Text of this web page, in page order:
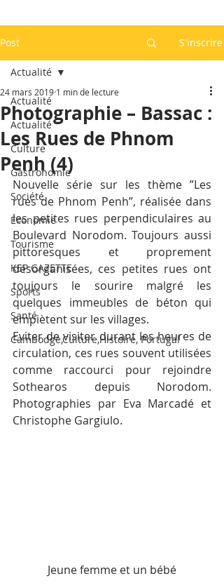
Post S'inscrire
Actualité
Actualité
Culture
Gastronomie
Société
Economie
Tourisme
KEP GAZETTE
Sports
Santé
Cambodge,Culture,Histoire, Portugal
Actualité
Photographie – Bassac :
Les Rues de Phnom
Penh (4)
24 mars 2019 1 min de lecture
Nouvelle série sur les thème ”Les
rues de Phnom Penh”, réalisée dans
les petites rues perpendiculaires au
Boulevard Norodom. Toujours aussi
pittoresques et proprement
désorganisées, ces petites rues ont
toujours le sourire malgré les
quelques immeubles de béton qui
empiètent sur les villages.
Eviter de visiter durant les heures de
circulation, ces rues souvent utilisées
comme raccourci pour rejoindre
Sothearos depuis Norodom.
Photographies par Eva Marcadé et
Christophe Gargiulo.
Jeune femme et un bébé